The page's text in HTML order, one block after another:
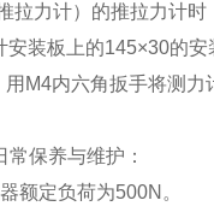
拉力计）的推拉力计
装板上的145×30的
M4内六角扳手将测力
保养与维护：
额定负荷为500N。